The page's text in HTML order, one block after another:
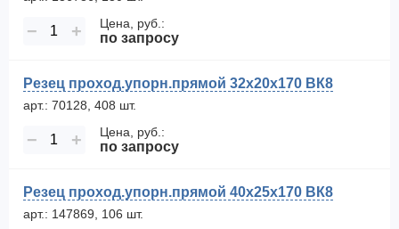
− + Цена, руб.:
по запросу
Резец проход.упорн.прямой 32х20х170 ВК8
арт.: 70128, 408 шт.
− + Цена, руб.:
по запросу
Резец проход.упорн.прямой 40х25х170 ВК8
арт.: 147869, 106 шт.